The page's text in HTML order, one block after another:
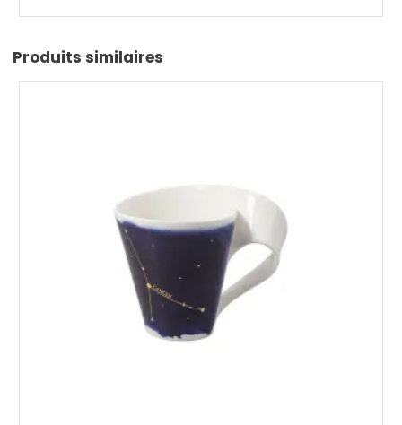
Produits similaires